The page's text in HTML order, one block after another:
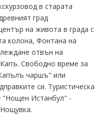
в старата
град
на живота в града с
колона, Фонтана на
отвън на
Свободно време за
чаршъ" или
си. Туристическа
"Нощен Истанбул" -